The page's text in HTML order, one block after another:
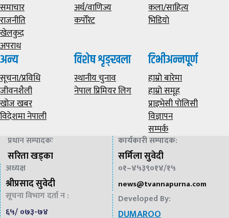
समाचार
राजनीति
खेलकुद
अपराध
अर्थ/वाणिज्य
कर्पोरेट
कला/साहित्य
भिडियाे
अन्य
सूचना/प्रविधि
जीवनशैली
खोज खबर
विदेशमा नेपाली
विशेष शृङ्खला
स्थानीय चुनाव
नेपाल प्रिमियर लिग
टिभीअन्नपूर्ण
हाम्राे बारेमा
हाम्राे समूह
प्राइभेसी पाेलिसी
विज्ञापन
सम्पर्क
प्रधान सम्पादकः
सरिता खड्का
कार्यकारी सम्पादक:
सर्मिला सुवेदी
अध्यक्ष
श्रीप्रसाद सुवेदी
०१–४५३९०१४/१५
news@tvannapurna.com
सूचना विभाग दर्ता न :
६५/ ०७३-७४
Developed By:
DUMAROO